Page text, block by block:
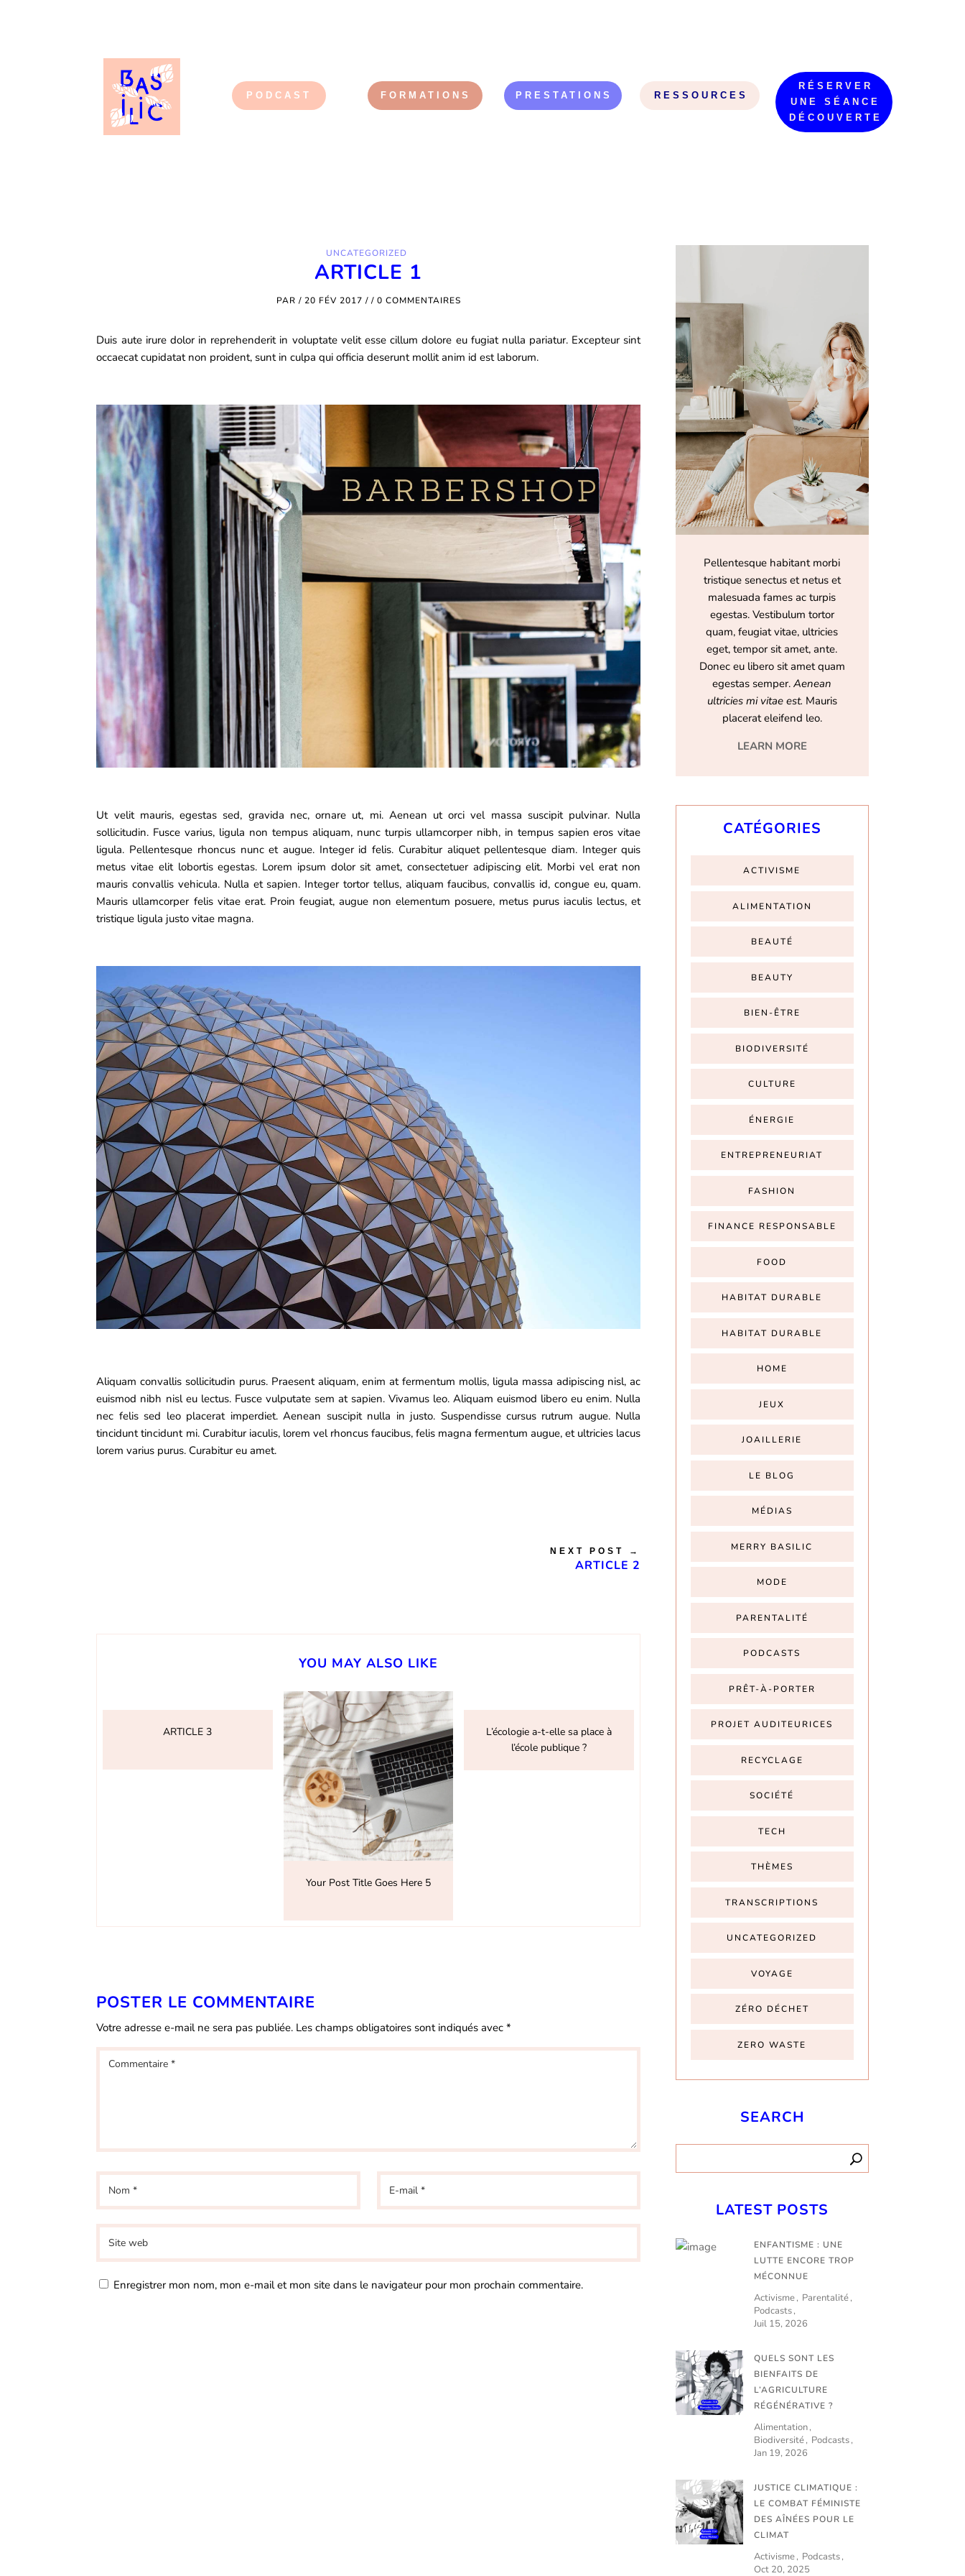
PODCAST FORMATIONS PRESTATIONS RESSOURCES
RÉSERVER
UNE SÉANCE
DÉCOUVERTE
UNCATEGORIZED
ARTICLE 1
PAR / 20 FÉV 2017 / / 0 COMMENTAIRES
Duis aute irure dolor in reprehenderit in voluptate velit esse cillum dolore eu fugiat nulla pariatur. Excepteur sint
occaecat cupidatat non proident, sunt in culpa qui officia deserunt mollit anim id est laborum.
Ut velit mauris, egestas sed, gravida nec, ornare ut, mi. Aenean ut orci vel massa suscipit pulvinar. Nulla
sollicitudin. Fusce varius, ligula non tempus aliquam, nunc turpis ullamcorper nibh, in tempus sapien eros vitae
ligula. Pellentesque rhoncus nunc et augue. Integer id felis. Curabitur aliquet pellentesque diam. Integer quis
metus vitae elit lobortis egestas. Lorem ipsum dolor sit amet, consectetuer adipiscing elit. Morbi vel erat non
mauris convallis vehicula. Nulla et sapien. Integer tortor tellus, aliquam faucibus, convallis id, congue eu, quam.
Mauris ullamcorper felis vitae erat. Proin feugiat, augue non elementum posuere, metus purus iaculis lectus, et
tristique ligula justo vitae magna.
Aliquam convallis sollicitudin purus. Praesent aliquam, enim at fermentum mollis, ligula massa adipiscing nisl, ac
euismod nibh nisl eu lectus. Fusce vulputate sem at sapien. Vivamus leo. Aliquam euismod libero eu enim. Nulla
nec felis sed leo placerat imperdiet. Aenean suscipit nulla in justo. Suspendisse cursus rutrum augue. Nulla
tincidunt tincidunt mi. Curabitur iaculis, lorem vel rhoncus faucibus, felis magna fermentum augue, et ultricies lacus
lorem varius purus. Curabitur eu amet.
NEXT POST →
ARTICLE 2
YOU MAY ALSO LIKE
ARTICLE 3
Your Post Title Goes Here 5
L’écologie a-t-elle sa place à
l’école publique ?
POSTER LE COMMENTAIRE
Votre adresse e-mail ne sera pas publiée. Les champs obligatoires sont indiqués avec*
Enregistrer mon nom, mon e-mail et mon site dans le navigateur pour mon prochain commentaire.
Pellentesque habitant morbi
tristique senectus et netus et
malesuada fames ac turpis
egestas. Vestibulum tortor
quam, feugiat vitae, ultricies
eget, tempor sit amet, ante.
Donec eu libero sit amet quam
egestas semper.Aenean
ultricies mi vitae est. Mauris
placerat eleifend leo.
LEARN MORE
CATÉGORIES
ACTIVISME
ALIMENTATION
BEAUTÉ
BEAUTY
BIEN-ÊTRE
BIODIVERSITÉ
CULTURE
ÉNERGIE
ENTREPRENEURIAT
FASHION
FINANCE RESPONSABLE
FOOD
HABITAT DURABLE
HABITAT DURABLE
HOME
JEUX
JOAILLERIE
LE BLOG
MÉDIAS
MERRY BASILIC
MODE
PARENTALITÉ
PODCASTS
PRÊT-À-PORTER
PROJET AUDITEURICES
RECYCLAGE
SOCIÉTÉ
TECH
THÈMES
TRANSCRIPTIONS
UNCATEGORIZED
VOYAGE
ZÉRO DÉCHET
ZERO WASTE
SEARCH
LATEST POSTS
ENFANTISME : UNE
LUTTE ENCORE TROP
MÉCONNUE
Activisme
Parentalité
Podcasts
Juil 15, 2026
QUELS SONT LES
BIENFAITS DE
L’AGRICULTURE
RÉGÉNÉRATIVE ?
Alimentation
Biodiversité
Podcasts
Jan 19, 2026
JUSTICE CLIMATIQUE :
LE COMBAT FÉMINISTE
DES AÎNÉES POUR LE
CLIMAT
Activisme
Podcasts
Oct 20, 2025